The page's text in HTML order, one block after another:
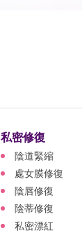
私密修復
陰道緊縮
處女膜修復
陰唇修復
陰蒂修復
私密漂紅